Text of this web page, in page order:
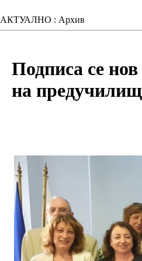
АКТУАЛНО : Архив
Подписа се
на